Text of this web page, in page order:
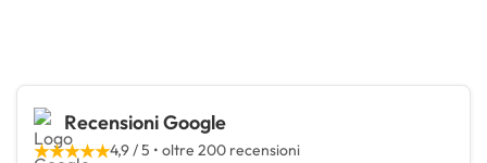
Recensioni Google
★★★★★4,9 / 5 • oltre 200 recensioni